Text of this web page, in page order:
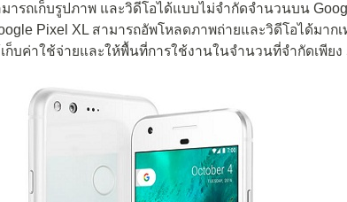
ารถเก็บรูปภาพ และวิดีโอได้แบบไม่จำกัดจำนวนบน
Pixel XL สามารถอัพโหลดภาพถ่ายและวิดีโอได้มาก
ก็บค่าใช้จ่ายและให้พื้นที่การใช้งานในจำนวนที่จำกัดเพียง